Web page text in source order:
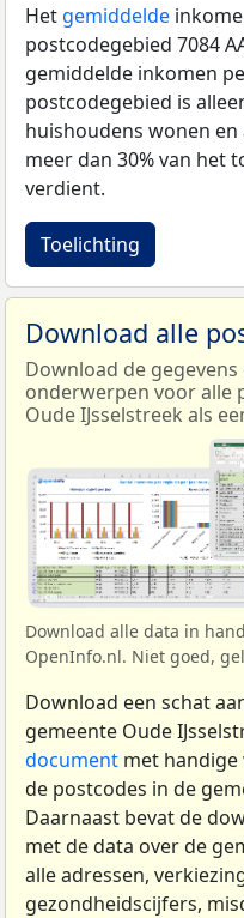
Het gemiddelde
postcodegebied 7084
gemiddelde inkomen
postcodegebied is
huishoudens wonen
meer dan 30% van het
verdient.
Toelichting
Download alle
Download de
onderwerpen voor alle
Oude IJsselstreek als
Download alle data in
OpenInfo.nl. Niet goed,
Download een schat
gemeente Oude
document met
de postcodes in de
Daarnaast bevat de
met de data over de
alle adressen,
gezondheidscijfers,